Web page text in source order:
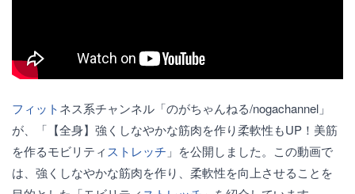
フィットネス系チャンネル「のがちゃんねる/nogachannel」
が、「【全身】強くしなやかな筋肉を作り柔軟性もUP！美筋
を作るモビリティ ストレッチ 」を公開しました。この動画で
は、強くしなやかな筋肉を作り、柔軟性を向上させることを